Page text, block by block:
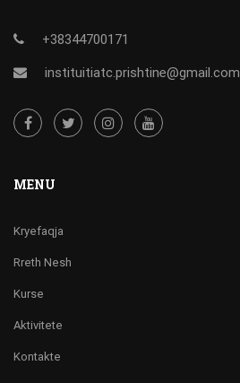
+38344700171
instituitiatc.prishtine@gmail.com
MENU
Kryefaqja
Rreth Nesh
Kurse
Aktivitete
Kontakte